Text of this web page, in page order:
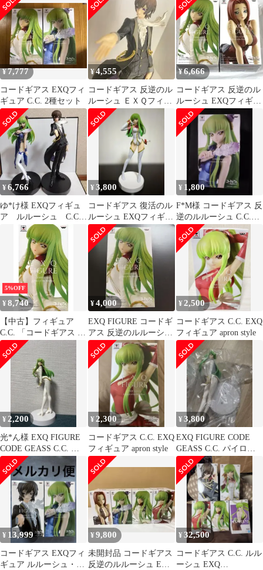
¥7,777
コードギアス EXQフィ
ギュア C.C. 2種セット
¥4,555
コードギアス 反逆のル
ルーシュ ＥＸＱフィギ
ュア ルルーシュ・ラ
ンペルージ
¥6,666
コードギアス 反逆のル
ルーシュ EXQフィギュ
ア 2種セット
¥6,766
ゆ*け様 EXQフィギュ
ア ルルーシュ C.C.
まとめ売り
¥3,800
コードギアス 復活のル
ルーシュ EXQフィギュ
ア C.C.
¥ 1,800
F*M様 コードギアス 反
逆のルルーシュ C.C.
EXQフィギュア
5%OFF
¥8,740
【中古】フィギュア
C.C. 「コードギアス 反
逆のルルーシュ」 EXQ
フィギュア～C.C.Pilot
suit～
¥4,000
EXQ FIGURE コードギ
アス 反逆のルルーシ
ュ 箱傷あり
¥ 2,500
コードギアス C.C. EXQ
フィギュア apron style
¥ 2,200
光*ん様 EXQ FIGURE
CODE GEASS C.C. パ
イロットスーツ
¥ 2,300
コードギアス C.C. EXQ
フィギュア apron style
¥3,800
EXQ FIGURE CODE
GEASS C.C. パイロッ
トスーツ
¥ 13,999
コードギアス EXQフィ
ギュア ルルーシュ・ラ
¥9,800
未開封品 コードギアス
反逆のルルーシュ EXQ
¥32,500
コードギアス C.C. ルル
ーシュ EXQ